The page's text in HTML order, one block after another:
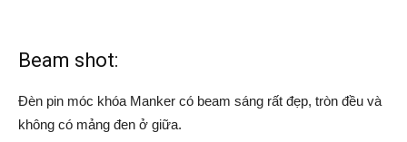
Beam shot:
Đèn pin móc khóa Manker có beam sáng rất đẹp, tròn đều và
không có mảng đen ở giữa.